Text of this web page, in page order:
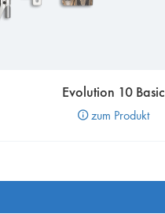
Evolution 10 Basic
zum Produkt